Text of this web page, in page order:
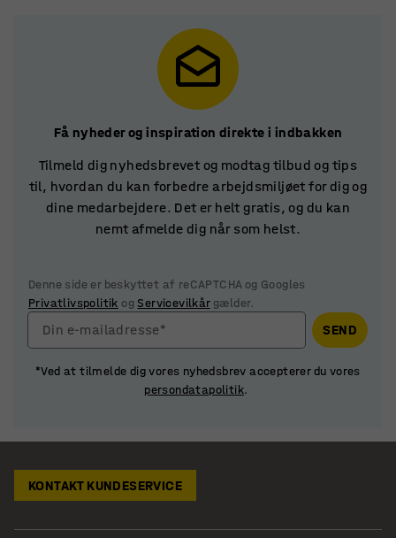
Få nyheder og inspiration direkte i indbakken
Tilmeld dig nyhedsbrevet og modtag tilbud og tips
til, hvordan du kan forbedre arbejdsmiljøet for dig og
dine medarbejdere. Det er helt gratis, og du kan
nemt afmelde dig når som helst.
Denne side er beskyttet af reCAPTCHA og Googles
Privatlivspolitik og Servicevilkårgælder.
Din e-mailadresse* SEND
*Ved at tilmelde dig vores nyhedsbrev accepterer du vores
persondatapolitik.
KONTAKT KUNDESERVICE